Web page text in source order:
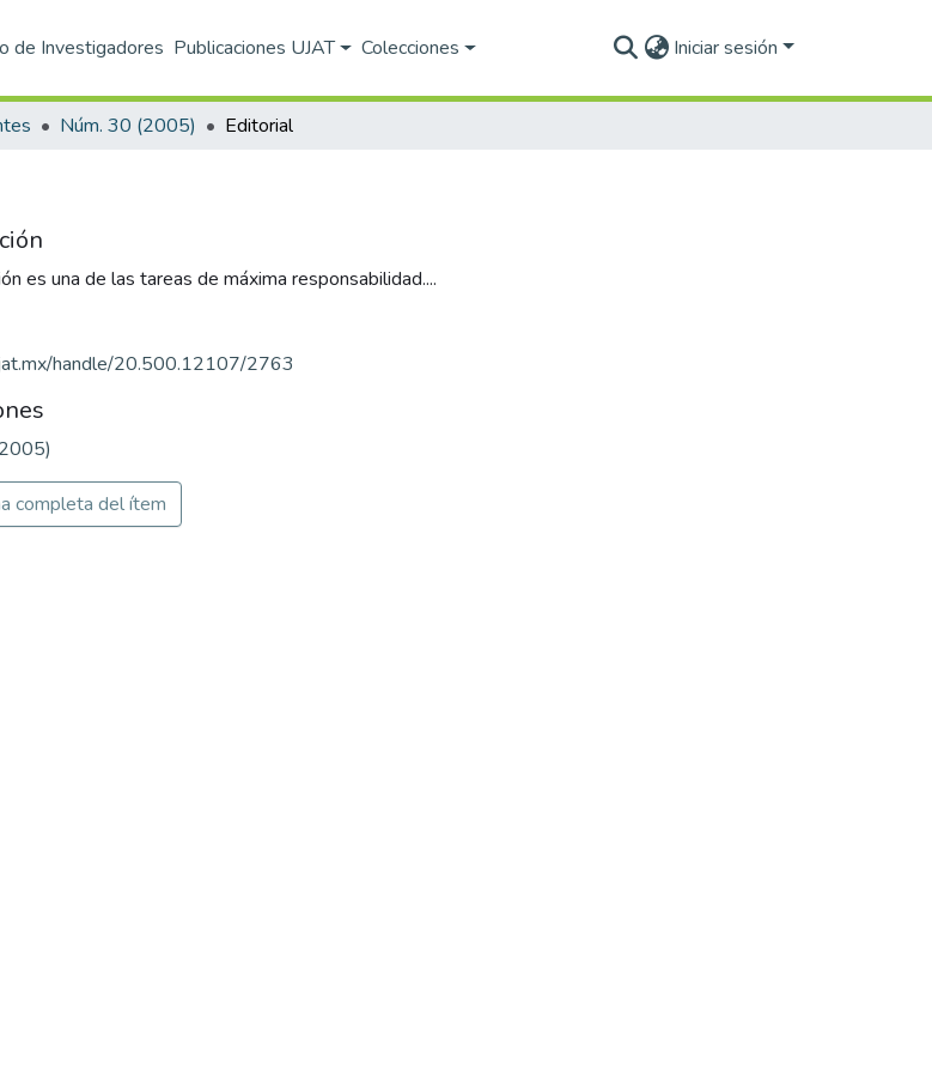
de Investigadores Publicaciones UJAT Colecciones Iniciar sesión
Núm. 30 (2005) Editorial
es una de las tareas de máxima responsabilidad....
handle/20.500.12107/2763
completa del ítem